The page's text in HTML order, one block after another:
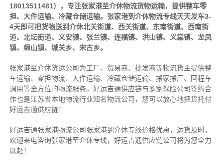
18013511481），专注张家港至介休物流货物运输，提供整车零
担、大件运输、冷藏仓储运输。张家港到介休物流专线天天发车3-
4天即可把货物送到介休北关街道、西关街道、东南街道、西南街
道、北坛街道、义安镇、张兰镇、连福镇、洪山镇、义棠镇、龙凤
镇、绵山镇、城关乡、宋古乡。
张家港至介休货运公司为工厂、贸易商、批发商等物流货主提供整
车运输、零担物流、大件运输、冷藏仓储运输、搬家搬厂、回程车
调用等全方位的物流服务。好运吉通供应链与多家保险公司签约合
作也是江苏省本地物流行业知名物流公司，您可以放心地把货托付
好运吉通供应链！
好运吉通张家港物流公司张家港到介休专线价格优惠，运货及时，
欢迎来电咨询张家港至介休专线，好运吉通供应链公司将为您全力
以赴！